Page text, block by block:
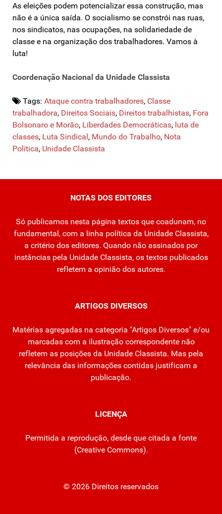
As eleições podem potencializar essa construção, mas
não é a única saída. O socialismo se constrói nas ruas,
nos sindicatos, nas ocupações, na solidariedade de
classe e na organização dos trabalhadores. Vamos à
luta!
Coordenação Nacional da Unidade Classista
Tags: Ataque contra trabalhadores, Classe
trabalhadora, Direitos Sociais, Direitos trabalhistas, Fora
Bolsonaro e Morão, Liberdades Democráticas, luta de
classes, Luta Sindical, Mundo do Trabalho, Nota
Política, Unidade Classista
NOTAS DOS EDITORES
Só publicamos nesta página textos que coadunam, no
fundamental, com a linha política da Unidade Classista,
a critério dos editores. Quando não assinados por
instâncias pela Unidade Classista, os textos publicados
refletem a opinião dos autores.
ARTIGOS DIVERSOS
Matérias agregadas na categoria "Artigos Diversos" e/ou
marcadas com a ilustração correspondente não
refletem as posições da Unidade Classista. Mas pela
relevância das informações contidas justificam a
publicação.
LICENÇA
Permitida a reprodução, desde que citada a fonte
(Creative Commons).
© 2026 Direitos reservados